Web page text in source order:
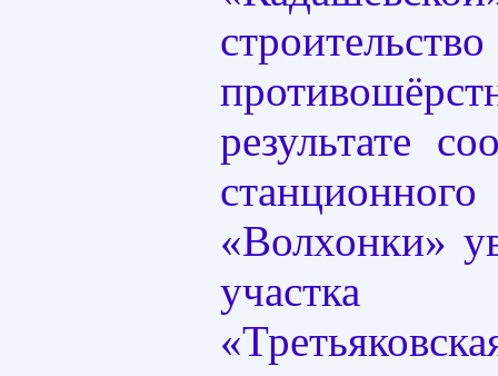
строительство
результате
«Волхонки»
участка